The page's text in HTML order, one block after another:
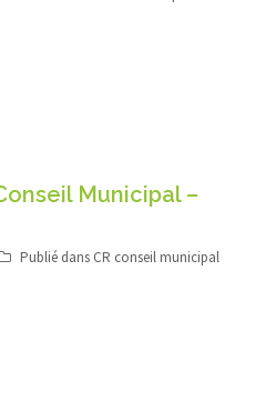
Municipal –
Publié dans CR conseil municipal